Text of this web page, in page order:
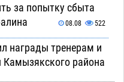
за попытку сбыта
08.08 522
награды тренерам и
Камызякского района